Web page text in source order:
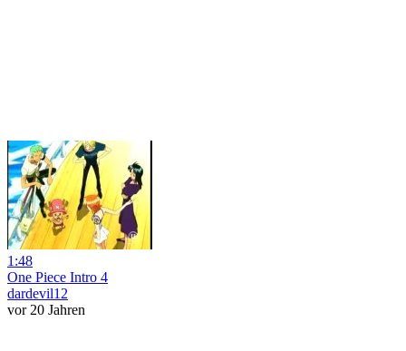
1:48
One Piece Intro 4
dardevil12
vor 20 Jahren